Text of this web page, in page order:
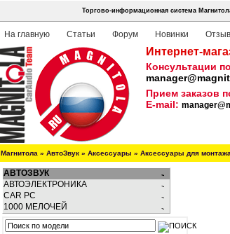
Торгово-информационная система
На главную Статьи Форум Новинки
Интернет-
Консультации
Прием заказов
E-mail:
Магнитола » АвтоЗвук » Аксессуары » Аксессуары для монтажа
АВТОЗВУК
АВТОЭЛЕКТРОНИКА
CAR PC
1000 МЕЛОЧЕЙ